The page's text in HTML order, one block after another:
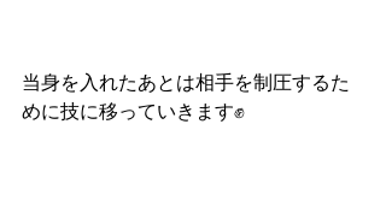
当身を入れたあとは相手を制圧するた
めに技に移っていきます✊